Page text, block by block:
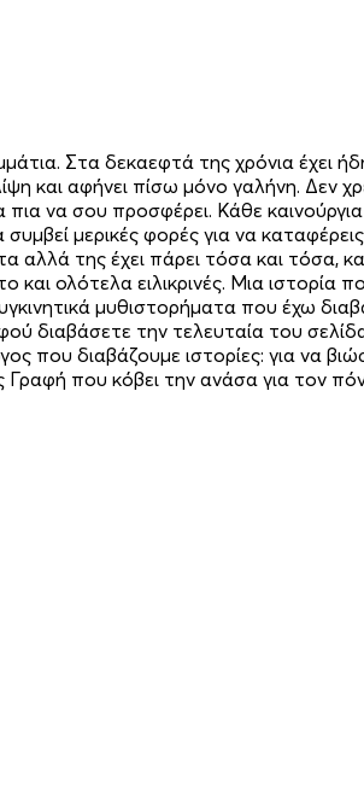
Στα δεκαεφτά της χρόνια έχει
και αφήνει πίσω μόνο γαλήνη.
να σου προσφέρει. Κάθε
μερικές φορές για να
αλλά της έχει πάρει τόσα και τόσα,
ολότελα ειλικρινές. Μια
μυθιστορήματα που έχω
διαβάσετε την τελευταία του
που διαβάζουμε ιστορίες: για να
που κόβει την ανάσα για τον